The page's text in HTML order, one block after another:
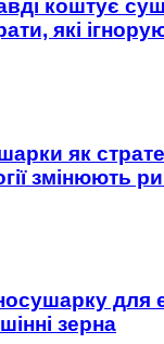
коштує
які
як
змінюють
для
зерна